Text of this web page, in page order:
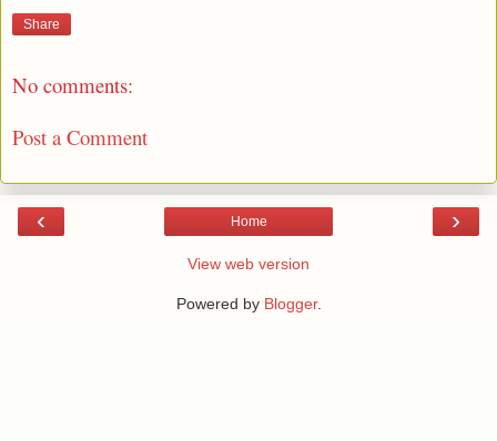
Share
No comments:
Post a Comment
‹ ›
Home
View web version
Powered by Blogger.